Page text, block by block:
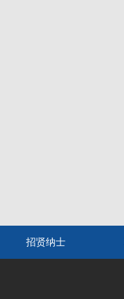
招贤纳士